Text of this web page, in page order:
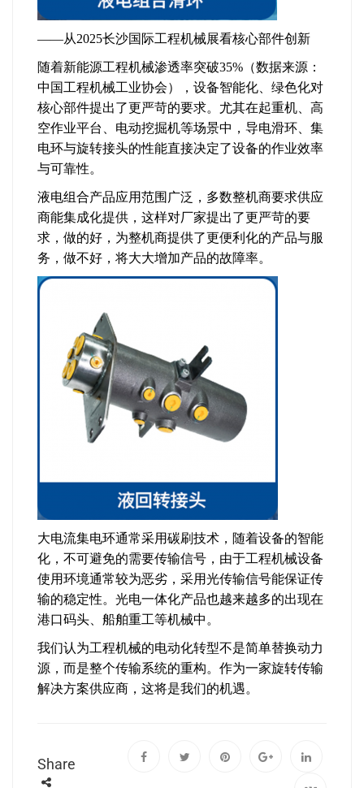
——从2025长沙国际工程机械展看核心部件创新
随着新能源工程机械渗透率突破35%（数据来源：
中国工程机械工业协会），设备智能化、绿色化对
核心部件提出了更严苛的要求。尤其在起重机、高
空作业平台、电动挖掘机等场景中，导电滑环、集
电环与旋转接头的性能直接决定了设备的作业效率
与可靠性。
液电组合产品应用范围广泛，多数整机商要求供应
商能集成化提供，这样对厂家提出了更严苛的要
求，做的好，为整机商提供了更便利化的产品与服
务，做不好，将大大增加产品的故障率。
大电流集电环通常采用碳刷技术，随着设备的智能
化，不可避免的需要传输信号，由于工程机械设备
使用环境通常较为恶劣，采用光传输信号能保证传
输的稳定性。光电一体化产品也越来越多的出现在
港口码头、船舶重工等机械中。
我们认为工程机械的电动化转型不是简单替换动力
源，而是整个传输系统的重构。作为一家旋转传输
解决方案供应商，这将是我们的机遇。
Share